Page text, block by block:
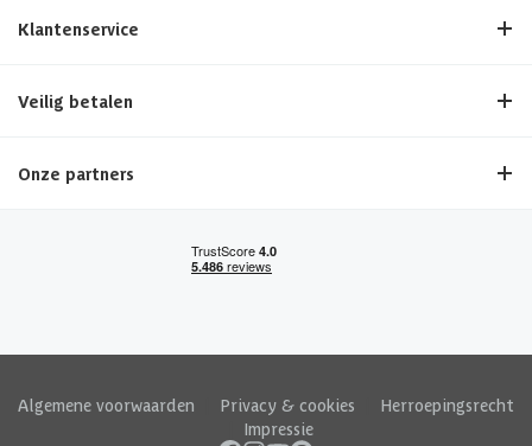
Klantenservice
Veilig betalen
Onze partners
Algemene voorwaarden Privacy & cookies
Herroepingsrecht
Impressie